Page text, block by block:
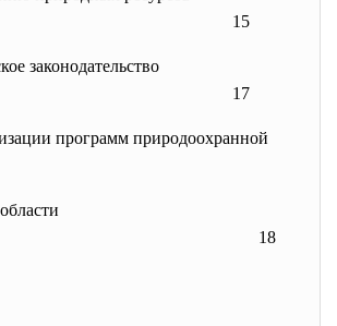
законодательство
17
программ природоохранной
области
18